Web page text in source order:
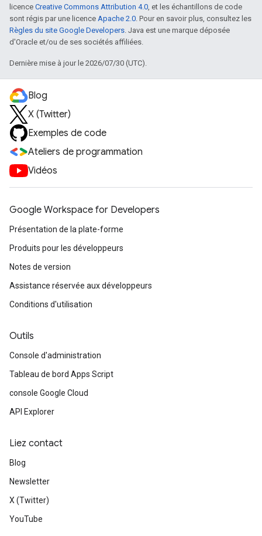
licence Creative Commons Attribution 4.0, et les échantillons de code
sont régis par une licence Apache 2.0. Pour en savoir plus, consultez les
Règles du site Google Developers. Java est une marque déposée
d'Oracle et/ou de ses sociétés affiliées.
Dernière mise à jour le 2026/07/30 (UTC).
Blog
X (Twitter)
Exemples de code
Ateliers de programmation
Vidéos
Google Workspace for Developers
Présentation de la plate-forme
Produits pour les développeurs
Notes de version
Assistance réservée aux développeurs
Conditions d'utilisation
Outils
Console d'administration
Tableau de bord Apps Script
console Google Cloud
API Explorer
Liez contact
Blog
Newsletter
X (Twitter)
YouTube